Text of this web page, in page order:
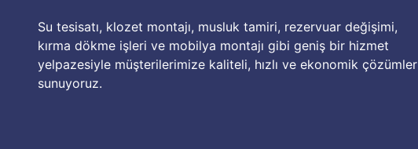
Su tesisatı, klozet montajı, musluk tamiri, rezervuar değişimi,
kırma dökme işleri ve mobilya montajı gibi geniş bir hizmet
yelpazesiyle müşterilerimize kaliteli, hızlı ve ekonomik çözümler
sunuyoruz.